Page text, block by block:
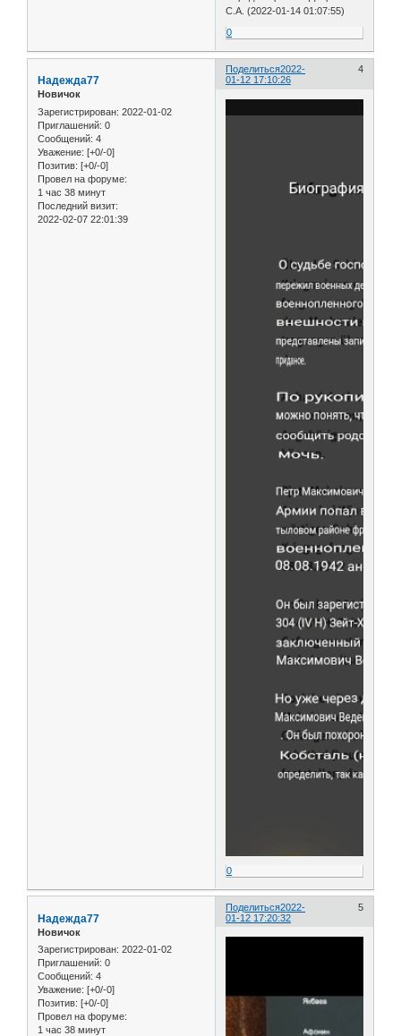
С.А. (2022-01-14 01:07:55)
0
Поделиться 4
2022-
01-12 17:10:26
Надежда77
Новичок
Зарегистрирован: 2022-01-02
Приглашений: 0
Сообщений: 4
Уважение: [+0/-0]
Позитив: [+0/-0]
Провел на форуме:
1 час 38 минут
Последний визит:
2022-02-07 22:01:39
0
Поделиться 5
2022-
01-12 17:20:32
Надежда77
Новичок
Зарегистрирован: 2022-01-02
Приглашений: 0
Сообщений: 4
Уважение: [+0/-0]
Позитив: [+0/-0]
Провел на форуме:
1 час 38 минут